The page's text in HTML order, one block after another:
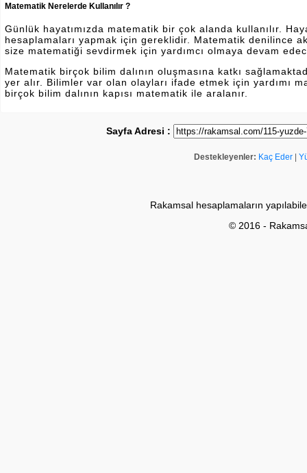
Matematik Nerelerde Kullanılır ?
Günlük hayatımızda matematik bir çok alanda kullanılır.
hesaplamaları yapmak için gereklidir. Matematik denilince
size matematiği sevdirmek için yardımcı olmaya devam
Matematik birçok bilim dalının oluşmasına katkı
yer alır. Bilimler var olan olayları ifade etmek için yardımı
birçok bilim dalının kapısı matematik ile aralanır.
Sayfa Adresi :
Destekleyenler: Kaç Eder
Rakamsal hesaplamaların
© 2016 -